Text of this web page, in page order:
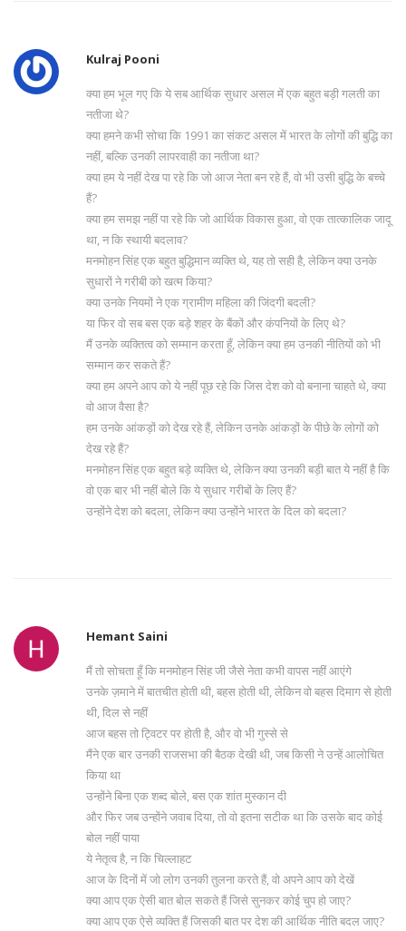
Kulraj Pooni
क्या हम भूल गए कि ये सब आर्थिक सुधार असल में एक बहुत बड़ी गलती का
नतीजा थे?
क्या हमने कभी सोचा कि 1991 का संकट असल में भारत के लोगों की बुद्धि का
नहीं, बल्कि उनकी लापरवाही का नतीजा था?
क्या हम ये नहीं देख पा रहे कि जो आज नेता बन रहे हैं, वो भी उसी बुद्धि के बच्चे
हैं?
क्या हम समझ नहीं पा रहे कि जो आर्थिक विकास हुआ, वो एक तात्कालिक जादू
था, न कि स्थायी बदलाव?
मनमोहन सिंह एक बहुत बुद्धिमान व्यक्ति थे, यह तो सही है, लेकिन क्या उनके
सुधारों ने गरीबी को खत्म किया?
क्या उनके नियमों ने एक ग्रामीण महिला की जिंदगी बदली?
या फिर वो सब बस एक बड़े शहर के बैंकों और कंपनियों के लिए थे?
मैं उनके व्यक्तित्व को सम्मान करता हूँ, लेकिन क्या हम उनकी नीतियों को भी
सम्मान कर सकते हैं?
क्या हम अपने आप को ये नहीं पूछ रहे कि जिस देश को वो बनाना चाहते थे, क्या
वो आज वैसा है?
हम उनके आंकड़ों को देख रहे हैं, लेकिन उनके आंकड़ों के पीछे के लोगों को
देख रहे हैं?
मनमोहन सिंह एक बहुत बड़े व्यक्ति थे, लेकिन क्या उनकी बड़ी बात ये नहीं है कि
वो एक बार भी नहीं बोले कि ये सुधार गरीबों के लिए हैं?
उन्होंने देश को बदला, लेकिन क्या उन्होंने भारत के दिल को बदला?
Hemant Saini
मैं तो सोचता हूँ कि मनमोहन सिंह जी जैसे नेता कभी वापस नहीं आएंगे
उनके ज़माने में बातचीत होती थी, बहस होती थी, लेकिन वो बहस दिमाग से होती
थी, दिल से नहीं
आज बहस तो ट्विटर पर होती है, और वो भी गुस्से से
मैंने एक बार उनकी राजसभा की बैठक देखी थी, जब किसी ने उन्हें आलोचित
किया था
उन्होंने बिना एक शब्द बोले, बस एक शांत मुस्कान दी
और फिर जब उन्होंने जवाब दिया, तो वो इतना सटीक था कि उसके बाद कोई
बोल नहीं पाया
ये नेतृत्व है, न कि चिल्लाहट
आज के दिनों में जो लोग उनकी तुलना करते हैं, वो अपने आप को देखें
क्या आप एक ऐसी बात बोल सकते हैं जिसे सुनकर कोई चुप हो जाए?
क्या आप एक ऐसे व्यक्ति हैं जिसकी बात पर देश की आर्थिक नीति बदल जाए?